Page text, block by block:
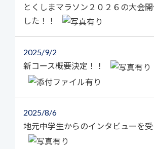
とくしまマラソン２０２６の大会
した！！
2025 9/2
新コース概要決定！！
2025 8/6
地元中学生からのインタビューを受